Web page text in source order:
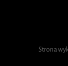
Strona